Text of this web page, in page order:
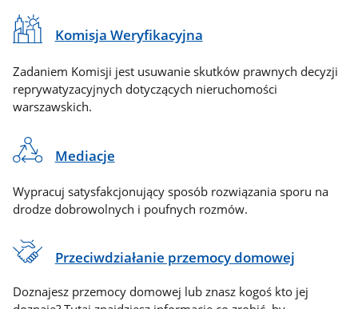
Komisja Weryfikacyjna
Zadaniem Komisji jest usuwanie skutków prawnych decyzji
reprywatyzacyjnych dotyczących nieruchomości
warszawskich.
Mediacje
Wypracuj satysfakcjonujący sposób rozwiązania sporu na
drodze dobrowolnych i poufnych rozmów.
Przeciwdziałanie przemocy domowej
Doznajesz przemocy domowej lub znasz kogoś kto jej